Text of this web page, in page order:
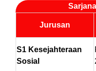
Jurusan
S1 Kesejahteraan
Sosial